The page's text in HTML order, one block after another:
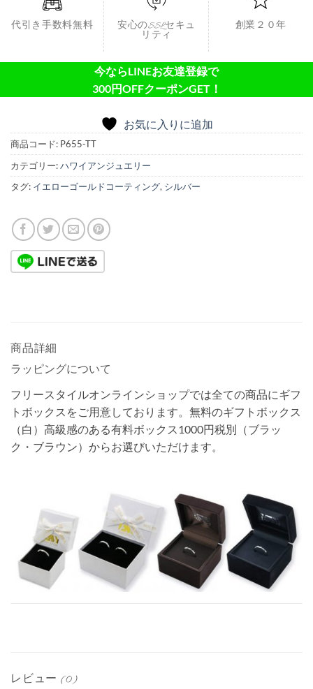
代引き手数料無料
安心のSSLセキュ
リティ
創業２０年
今ならLINEお友達登録で
300円OFFクーポンGET！
お気に入りに追加
商品コード: P655-TT
カテゴリー:ハワイアンジュエリー
タグ: イエローゴールドコーティング, シルバー
商品詳細
ラッピングについて
フリースタイルオンラインショップでは全ての商品にギフ
トボックスをご用意しております。無料のギフトボックス
（白）高級感のある有料ボックス1000円税別（ブラッ
ク・ブラウン）からお選びいただけます。
レビュー (0)